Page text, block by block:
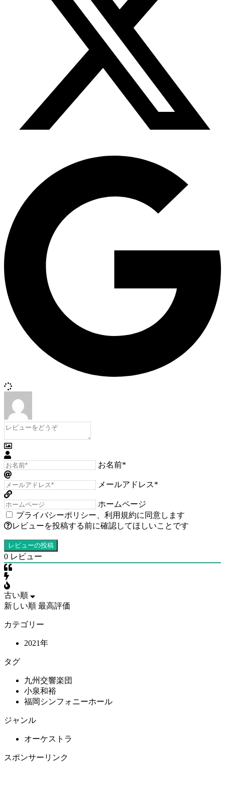
お名前*
メールアドレス*
ホームページ
プライバシーポリシー
利用規約に同意します
レビューを投稿する前に確認してほしいことです
0 レビュー
古い順
新しい順 最高評価
カテゴリー
2021年
タグ
九州交響楽団
小泉和裕
福岡シンフォニーホール
ジャンル
オーケストラ
スポンサーリンク